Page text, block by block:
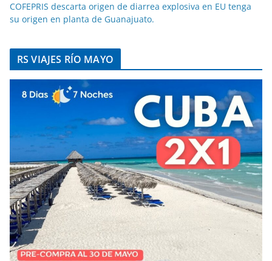
COFEPRIS descarta origen de diarrea explosiva en EU tenga
su origen en planta de Guanajuato.
RS VIAJES RÍO MAYO